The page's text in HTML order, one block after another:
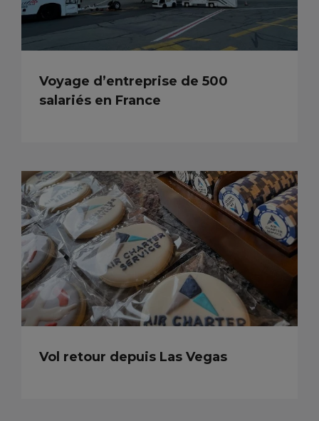
Voyage d’entreprise de 500
salariés en France
Vol retour depuis Las Vegas